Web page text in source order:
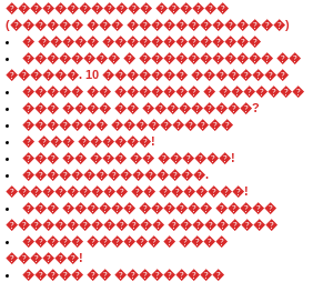
������������ ������
(������ ��� �������������)
� ����� �������������
�������� � ����������� ��
������. 10 ������� ��������
����� �� ������� � �������
��� ���� �� ���������?
������� ����������
� ��� ������!
��� �� ��� �� ������!
���������������.
���������� �� �������!
��� ������ ������ �����
������������� ���������
����� ������ � ����
������!
����� �� ���������